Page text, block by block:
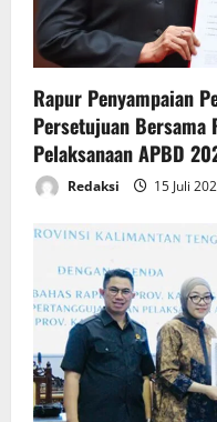
o
n
Rapur Penyampaian
Persetujuan Bersama
Pelaksanaan APBD
Redaksi 15 Juli